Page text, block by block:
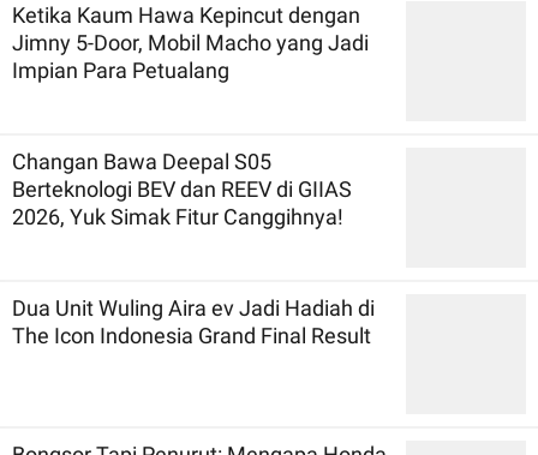
Ketika Kaum Hawa Kepincut dengan
Jimny 5-Door, Mobil Macho yang Jadi
Impian Para Petualang
Changan Bawa Deepal S05
Berteknologi BEV dan REEV di GIIAS
2026, Yuk Simak Fitur Canggihnya!
Dua Unit Wuling Aira ev Jadi Hadiah di
The Icon Indonesia Grand Final Result